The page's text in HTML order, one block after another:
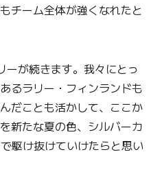
チーム全体が強くなれたと
ーが続きます。我々にとっ
るラリー・フィンランドも
だことも活かして、ここか
新たな夏の色、シルバーカ
駆け抜けていけたらと思い